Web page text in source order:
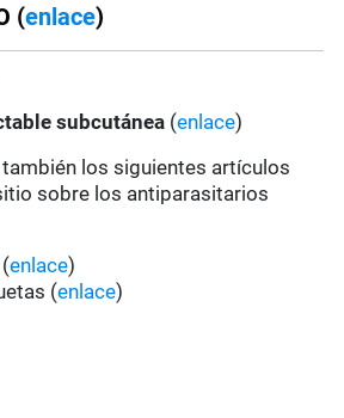
(enlace)
subcutánea (enlace)
los siguientes artículos
sobre los antiparasitarios
enlace)
(enlace)